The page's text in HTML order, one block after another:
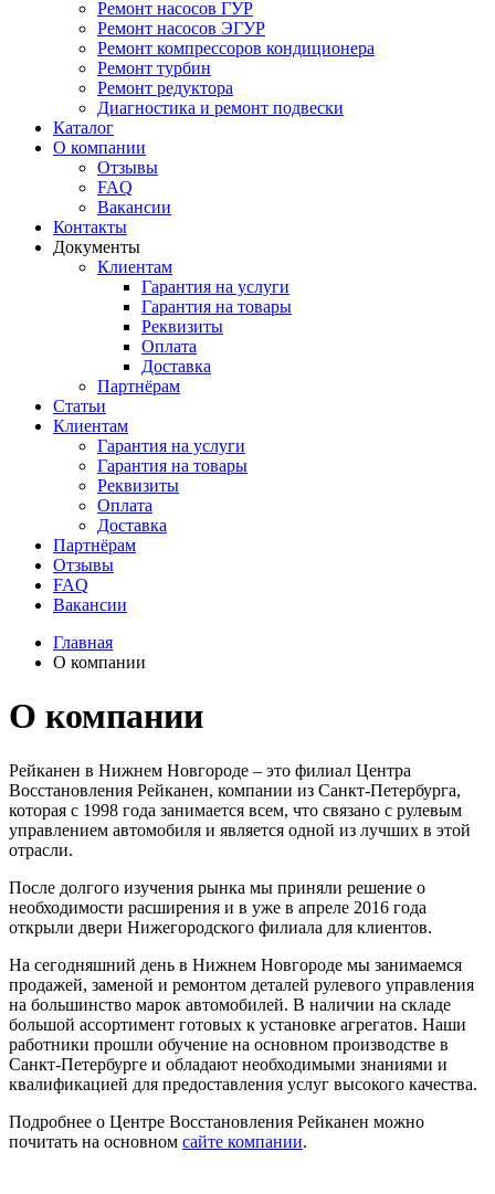
Ремонт насосов ГУР
Ремонт насосов ЭГУР
Ремонт компрессоров кондиционера
Ремонт турбин
Ремонт редуктора
Диагностика и ремонт подвески
Каталог
О компании
Отзывы
FAQ
Вакансии
Контакты
Документы
Клиентам
Гарантия на услуги
Гарантия на товары
Реквизиты
Оплата
Доставка
Партнёрам
Статьи
Клиентам
Гарантия на услуги
Гарантия на товары
Реквизиты
Оплата
Доставка
Партнёрам
Отзывы
FAQ
Вакансии
Главная
О компании
О компании
Рейканен в Нижнем Новгороде – это филиал Центра
Восстановления Рейканен, компании из Санкт-Петербурга,
которая с 1998 года занимается всем, что связано с рулевым
управлением автомобиля и является одной из лучших в этой
отрасли.
После долгого изучения рынка мы приняли решение о
необходимости расширения и в уже в апреле 2016 года
открыли двери Нижегородского филиала для клиентов.
На сегодняшний день в Нижнем Новгороде мы занимаемся
продажей, заменой и ремонтом деталей рулевого управления
на большинство марок автомобилей. В наличии на складе
большой ассортимент готовых к установке агрегатов. Наши
работники прошли обучение на основном производстве в
Санкт-Петербурге и обладают необходимыми знаниями и
квалификацией для предоставления услуг высокого качества.
Подробнее о Центре Восстановления Рейканен можно
почитать на основном сайте компании.